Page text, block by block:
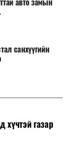
нөхцөл
эдгээр
юм.
авто замын
санхүүгийн
газар